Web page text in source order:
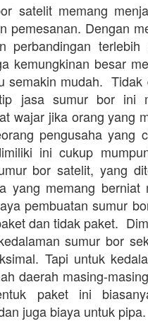
satelit memang
pemesanan. Dengan
perbandingan
kemungkinan besar
semakin mudah.
jasa sumur bor ini
wajar jika orang yang
pengusaha yang
ini cukup
bor satelit, yang
yang memang berniat
pembuatan sumur
dan tidak paket.
sumur bor
Tapi untuk
daerah masing-
paket ini
juga biaya untuk pipa.